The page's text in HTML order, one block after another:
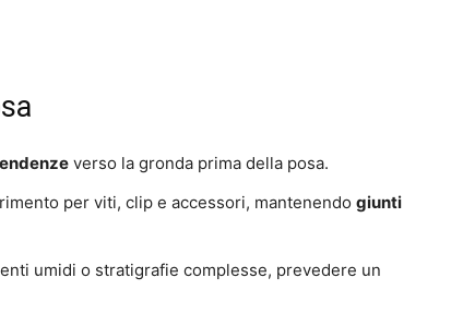
verso la gronda prima della posa.
per viti, clip e accessori, mantenendo giunti
umidi o stratigrafie complesse, prevedere un